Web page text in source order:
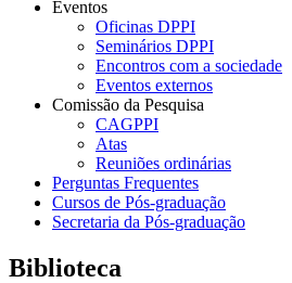
Eventos
Oficinas DPPI
Seminários DPPI
Encontros com a sociedade
Eventos externos
Comissão da Pesquisa
CAGPPI
Atas
Reuniões ordinárias
Perguntas Frequentes
Cursos de Pós-graduação
Secretaria da Pós-graduação
Biblioteca